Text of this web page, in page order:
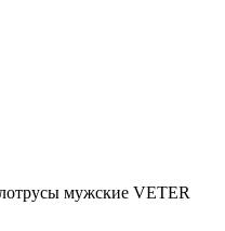
мужские VETER